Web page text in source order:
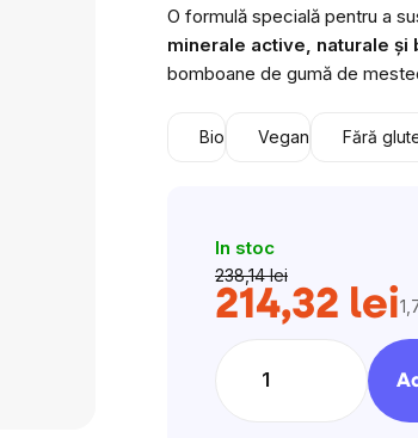
O formulă specială pentru a
minerale active, naturale și
bomboane de gumă de
Bio Vegan Fără
In stoc
238,14 lei
214,32 lei